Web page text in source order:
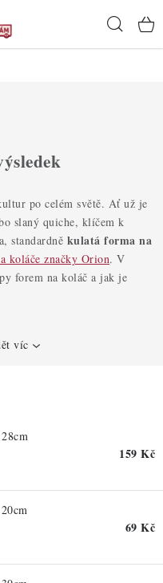
po celém světě. Ať už je
slaný quiche, klíčem k
standardně kulatá forma na
koláče značky Orion. V
forem na koláč a jak je
víc
159 Kč
69 Kč